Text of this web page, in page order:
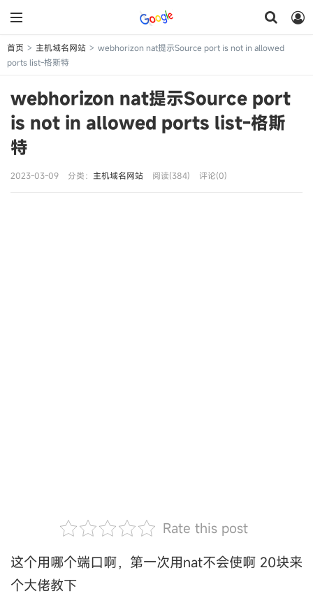
首页 > 主机域名网站 > webhorizon nat提示Source port is not in allowed
ports list-格斯特
webhorizon nat提示Source port
is not in allowed ports list-格斯
特
2023-03-09 分类： 主机域名网站 阅读(384) 评论(0)
Rate this post
这个用哪个端口啊，第一次用nat不会使啊 20块来
个大佬教下